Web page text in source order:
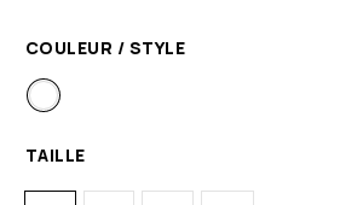
COULEUR / STYLE
TAILLE